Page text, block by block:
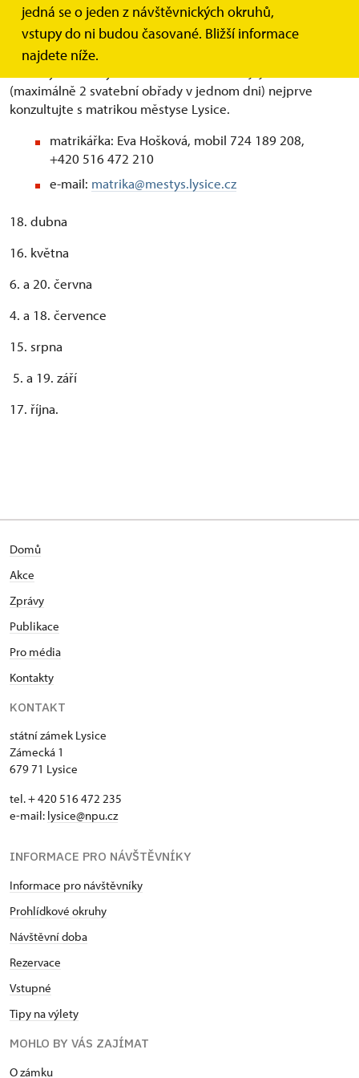
jedná se o jeden z návštěvnických okruhů,
vstupy do ni budou časované. Bližší informace
najdete níže.
Občanské svatební obřady se konají na základě
odsouhlasení Rady městyse Lysice, většinou první a třetí
víkend v měsíci (duben - říjen) v době od 11:00 do 12:30.
(maximálně 2 svatební obřady v jednom dni) nejprve
konzultujte s matrikou městyse Lysice.
matrikářka: Eva Hošková, mobil 724 189 208,
+420 516 472 210
e-mail: matrika@mestys.lysice.cz
18. dubna
16. května
6. a 20. června
4. a 18. července
15. srpna
5. a 19. září
17. října.
Domů
Akce
Zprávy
Publikace
Pro média
Kontakty
KONTAKT
státní zámek Lysice
Zámecká 1
679 71 Lysice
tel. + 420 516 472 235
e-mail: ​lysice@npu.cz
INFORMACE PRO NÁVŠTĚVNÍKY
Informace pro návštěvníky
Prohlídkové okruhy
Návštěvní doba
Rezervace
Vstupné
Tipy na výlety
MOHLO BY VÁS ZAJÍMAT
O zámku